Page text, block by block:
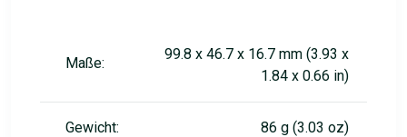
Maße:
99.8 x 46.7 x 16.7 mm (3.93 x
1.84 x 0.66 in)
Gewicht: 86 g (3.03 oz)